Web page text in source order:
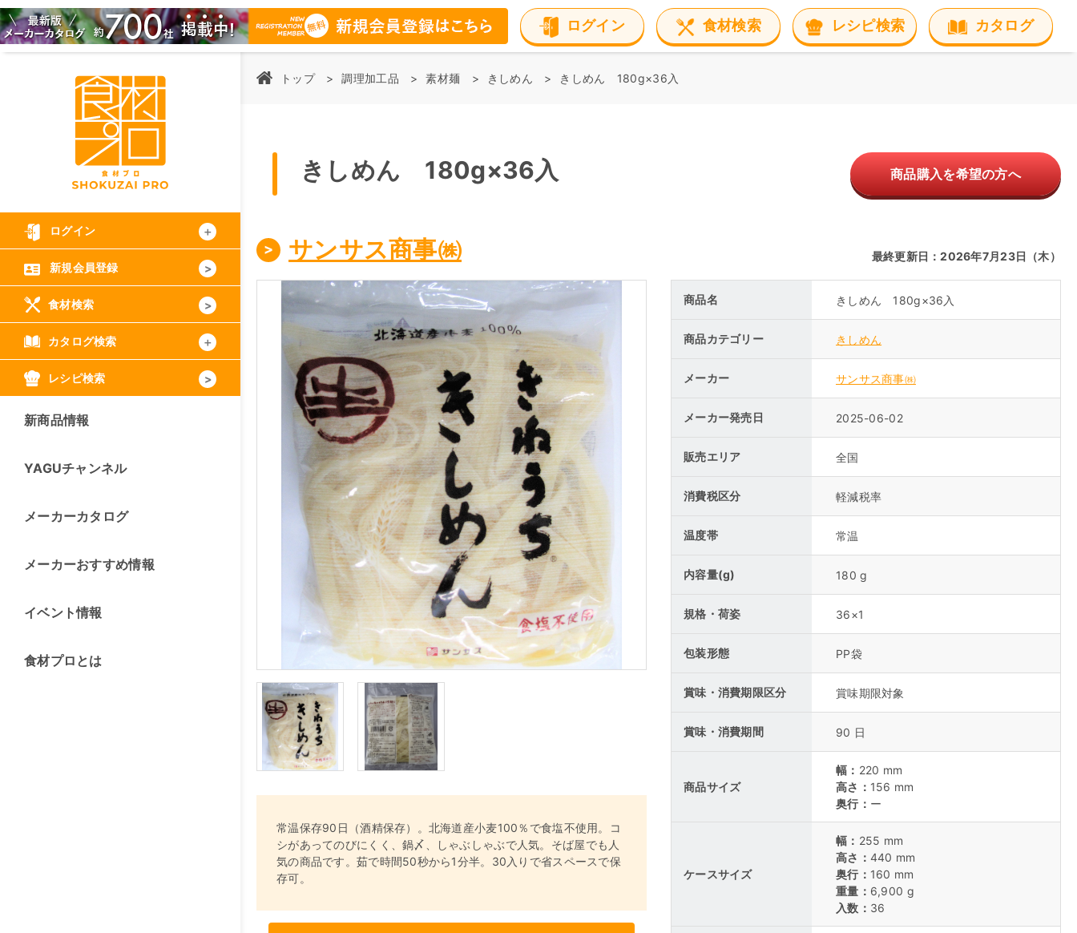
ログイン 食材検索 レシピ検索 カタログ
ログイン
新規会員登録
食材検索
カタログ検索
レシピ検索
新商品情報
YAGUチャンネル
メーカーカタログ
メーカーおすすめ情報
イベント情報
食材プロとは
トップ 調理加工品 素材麺 きしめん きしめん 180g×36入
きしめん 180g×36入 商品購入を希望の方へ
サンサス商事㈱ 最終更新日：2026年7月23日（木）
常温保存90日（酒精保存）。北海道産小麦100％で食塩不使用。コ
シがあってのびにくく、鍋〆、しゃぶしゃぶで人気。そば屋でも人
気の商品です。茹で時間50秒から1分半。30入りで省スペースで保
存可。
商品名 きしめん 180g×36入
商品カテゴリー きしめん
メーカー サンサス商事㈱
メーカー発売日 2025-06-02
販売エリア 全国
消費税区分 軽減税率
温度帯 常温
内容量(g) 180 g
規格・荷姿 36×1
包装形態 PP袋
賞味・消費期限区分 賞味期限対象
賞味・消費期間 90 日
商品サイズ
幅： 220 mm
高さ： 156 mm
奥行： ー
ケースサイズ
幅： 255 mm
高さ： 440 mm
奥行： 160 mm
重量： 6,900 g
入数： 36